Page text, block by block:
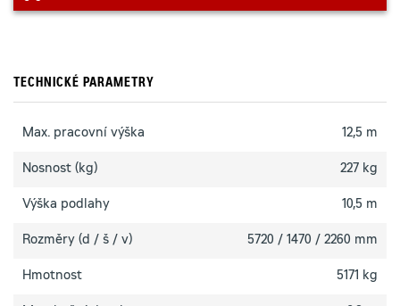
TECHNICKÉ PARAMETRY
Max. pracovní výška 12,5 m
Nosnost (kg) 227 kg
Výška podlahy 10,5 m
Rozměry (d / š / v) 5720 / 1470 / 2260 mm
Hmotnost 5171 kg